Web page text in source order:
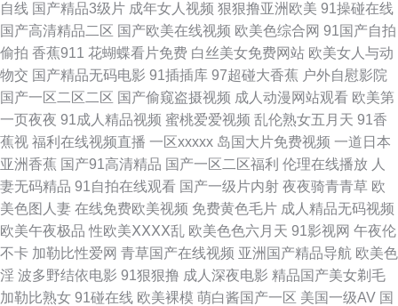
区 久久人妻精品 成人咪咪网 91素人网 精品勉费无码久久 91国产熟女熟女
日韩成人AV导航 大香蕉8 日本污www 色色国产传媒 av成人导航 综合亚洲97
福利社3P 亚洲情色1区2区 亚洲拍拍 69导航 黄色网网址 A片福利 91黄色入
口 人妖免费网站 操逼电影网 99超碰大香蕉 久久人国产 亚洲se图28P 日韩色
情影院 豆花影院天天吃瓜 精品久久超碰 日韩成人大片 成人在线网址 伊人大
香焦 伊人资源站 www性另类 wwwwww尤物 玖操视频一二三区 91视频免费
试看 欧美网站成人 影音先锋成人精东 亚洲色色影院 99桃色色首页 欧美偷偷
自线 国产精品3级片 成年女人视频 狠狠撸亚洲欧美 91操碰在线
国产高清精品二区 国产欧美在线视频 欧美色综合网 91国产自拍
偷拍 香蕉911 花蝴蝶看片免费 白丝美女免费网站 欧美女人与动
物交 国产精品无码电影 91插插库 97超碰大香蕉 户外自慰影院
国产一区二区二区 国产偷窥盗摄视频 成人动漫网站观看 欧美第
一页夜夜 91成人精品视频 蜜桃爱爱视频 乱伦熟女五月天 91香
蕉视 福利在线视频直播 一区xxxxx 岛国大片免费视频 一道日本
亚洲香蕉 国产91高清精品 国产一区二区福利 伦理在线播放 人
妻无码精品 91自拍在线观看 国产一级片内射 夜夜骑青青草 欧
美色图人妻 在线免费欧美视频 免费黄色毛片 成人精品无码视频
欧美午夜极品 性欧美ⅩⅩⅩⅩ乱 欧美色色六月天 91影视网 午夜伦
不卡 加勒比性爱网 青草国产在线视频 亚洲国产精品导航 欧美色
淫 波多野结依电影 91狠狠撸 成人深夜电影 精品国产美女剃毛
加勒比熟女 91碰在线 欧美裸模 萌白酱国产一区 美国一级AV 国